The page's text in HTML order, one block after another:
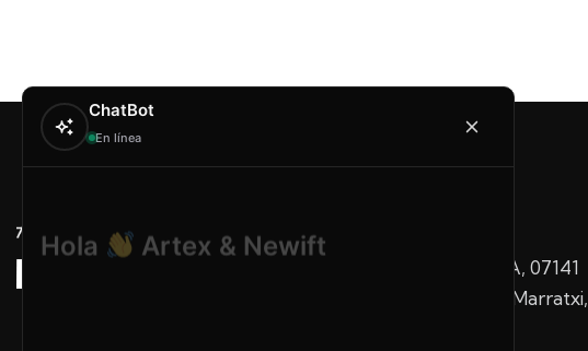
Carrer Conradors, 10A, 07141
Poligono Industrial de Marratxi,
ChatBot
En línea
Hola
Artex & Newift